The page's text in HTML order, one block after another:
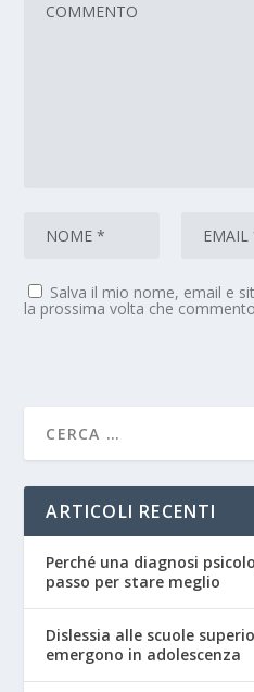
Salva il mio nome, email e
la prossima volta che
ARTICOLI RECENTI
Perché una diagnosi
passo per stare meglio
Dislessia alle scuole
emergono in adolescenza